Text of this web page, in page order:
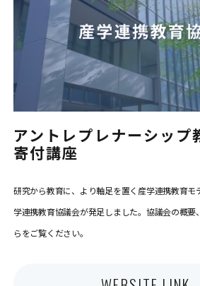
アントレプレナーシップ
寄付講座
研究から教育に、より軸足を置く産学連携教育
学連携教育協議会が発足しました。協議会の概要
らをご覧ください。